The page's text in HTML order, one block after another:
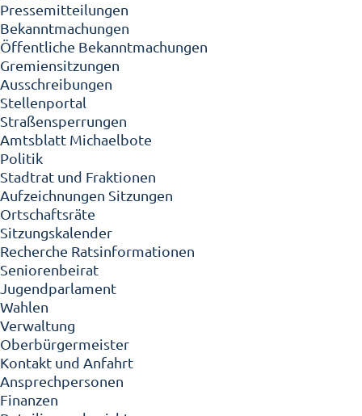
Pressemitteilungen
Bekanntmachungen
Öffentliche Bekanntmachungen
Gremiensitzungen
Ausschreibungen
Stellenportal
Straßensperrungen
Amtsblatt Michaelbote
Politik
Stadtrat und Fraktionen
Aufzeichnungen Sitzungen
Ortschaftsräte
Sitzungskalender
Recherche Ratsinformationen
Seniorenbeirat
Jugendparlament
Wahlen
Verwaltung
Oberbürgermeister
Kontakt und Anfahrt
Ansprechpersonen
Finanzen